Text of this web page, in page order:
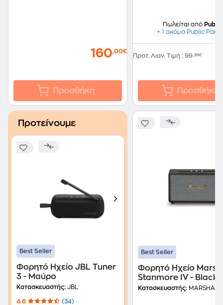
160,00€
Προσθήκη
Πωλείται από Public
+ 1 ακόμα Public
Προτ. Λιαν. Τιμή : 99,99€
Προσθήκη
Προτείνουμε
Best Seller
Φορητό Ηχείο JBL Tuner
3 - Μαύρο
Κατασκευαστής: JBL
4.6 (34)
Best Seller
Φορητό Ηχείο
Stanmore IV - Black
Κατασκευαστής: MARSHALL